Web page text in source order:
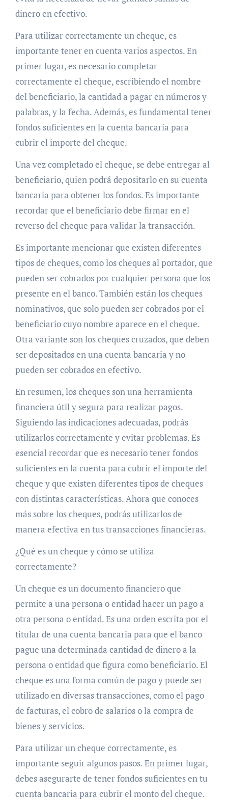
dinero en efectivo.
Para utilizar correctamente un cheque, es
importante tener en cuenta varios aspectos. En
primer lugar, es necesario completar
correctamente el cheque, escribiendo el nombre
del beneficiario, la cantidad a pagar en números y
palabras, y la fecha. Además, es fundamental tener
fondos suficientes en la cuenta bancaria para
cubrir el importe del cheque.
Una vez completado el cheque, se debe entregar al
beneficiario, quien podrá depositarlo en su cuenta
bancaria para obtener los fondos. Es importante
recordar que el beneficiario debe firmar en el
reverso del cheque para validar la transacción.
Es importante mencionar que existen diferentes
tipos de cheques, como los cheques al portador, que
pueden ser cobrados por cualquier persona que los
presente en el banco. También están los cheques
nominativos, que solo pueden ser cobrados por el
beneficiario cuyo nombre aparece en el cheque.
Otra variante son los cheques cruzados, que deben
ser depositados en una cuenta bancaria y no
pueden ser cobrados en efectivo.
En resumen, los cheques son una herramienta
financiera útil y segura para realizar pagos.
Siguiendo las indicaciones adecuadas, podrás
utilizarlos correctamente y evitar problemas. Es
esencial recordar que es necesario tener fondos
suficientes en la cuenta para cubrir el importe del
cheque y que existen diferentes tipos de cheques
con distintas características. Ahora que conoces
más sobre los cheques, podrás utilizarlos de
manera efectiva en tus transacciones financieras.
¿Qué es un cheque y cómo se utiliza
correctamente?
Un cheque es un documento financiero que
permite a una persona o entidad hacer un pago a
otra persona o entidad. Es una orden escrita por el
titular de una cuenta bancaria para que el banco
pague una determinada cantidad de dinero a la
persona o entidad que figura como beneficiario. El
cheque es una forma común de pago y puede ser
utilizado en diversas transacciones, como el pago
de facturas, el cobro de salarios o la compra de
bienes y servicios.
Para utilizar un cheque correctamente, es
importante seguir algunos pasos. En primer lugar,
debes asegurarte de tener fondos suficientes en tu
cuenta bancaria para cubrir el monto del cheque.